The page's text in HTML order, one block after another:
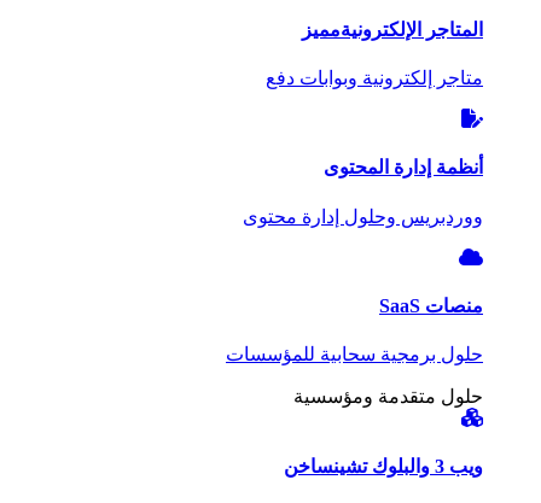
المتاجر الإلكترونيةمميز
متاجر إلكترونية وبوابات دفع
أنظمة إدارة المحتوى
ووردبريس وحلول إدارة محتوى
منصات SaaS
حلول برمجية سحابية للمؤسسات
حلول متقدمة ومؤسسية
ويب 3 والبلوك تشين ساخن